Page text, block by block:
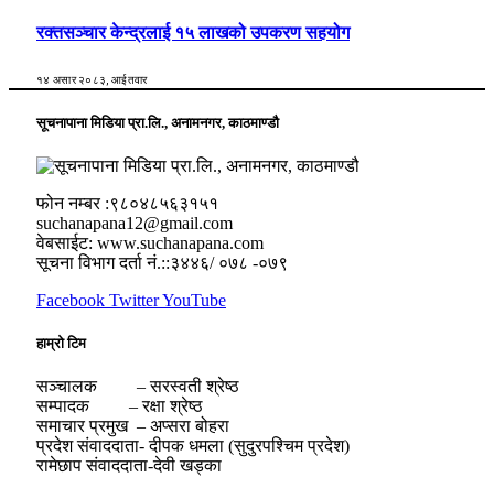
रक्तसञ्चार केन्द्रलाई १५ लाखको उपकरण सहयोग
१४ असार २०८३, आईतवार
सूचनापाना मिडिया प्रा.लि., अनामनगर, काठमाण्डौ
फोन नम्बर :९८०४८५६३१५१
suchanapana12@gmail.com
वेबसाईट: www.suchanapana.com
सूचना विभाग दर्ता नं.::३४४६/ ०७८ -०७९
Facebook TwitterYouTube
हाम्रो टिम
सञ्चालक – सरस्वती श्रेष्ठ
सम्पादक – रक्षा श्रेष्ठ
समाचार प्रमुख – अप्सरा बोहरा
प्रदेश संवाददाता- दीपक धमला (सुदुरपश्चिम प्रदेश)
रामेछाप संवाददाता-देवी खड्का